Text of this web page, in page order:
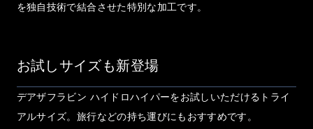
を独自技術で結合させた特別な加工です。
お試しサイズも新登場
デアザフラビン ハイドロハイパーをお試しいただけるトライ
アルサイズ。旅行などの持ち運びにもおすすめです。